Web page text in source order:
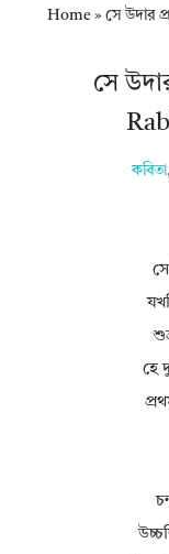
Home» সে উদার
সে
কবিতা
হে